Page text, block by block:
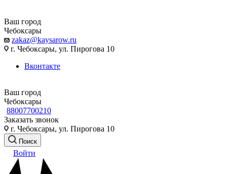
Ваш город
Чебоксары
zakaz@kaysarow.ru
г. Чебоксары, ул. Пирогова 10
Вконтакте
Ваш город
Чебоксары
88007700210
Заказать звонок
г. Чебоксары, ул. Пирогова 10
Поиск
Войти